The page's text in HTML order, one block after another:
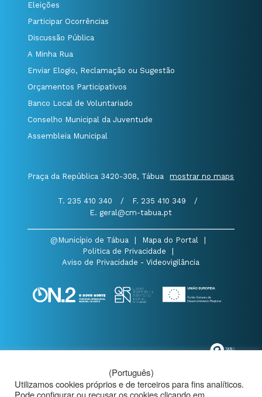
Eleições
Participar Ocorrências
Discussão Pública
A Minha Rua
Enviar Elogio, Reclamação ou Sugestão
Orçamentos Participativos
Banco Local de Voluntariado
Conselho Municipal da Juventude
Assembleia Municipal
Praça da República 3420-308, Tábua mostrar no maps
T. 235 410 340 / F. 235 410 349
/
E. geral@cm-tabua.pt
@Município de Tábua Mapa do Portal
Politica de Privacidade
Aviso de Privacidade - Videovigilância
(Português)
Utilizamos cookies próprios e de terceiros para fins analíticos.
Pode configurar ou recusar os cookies clicando em